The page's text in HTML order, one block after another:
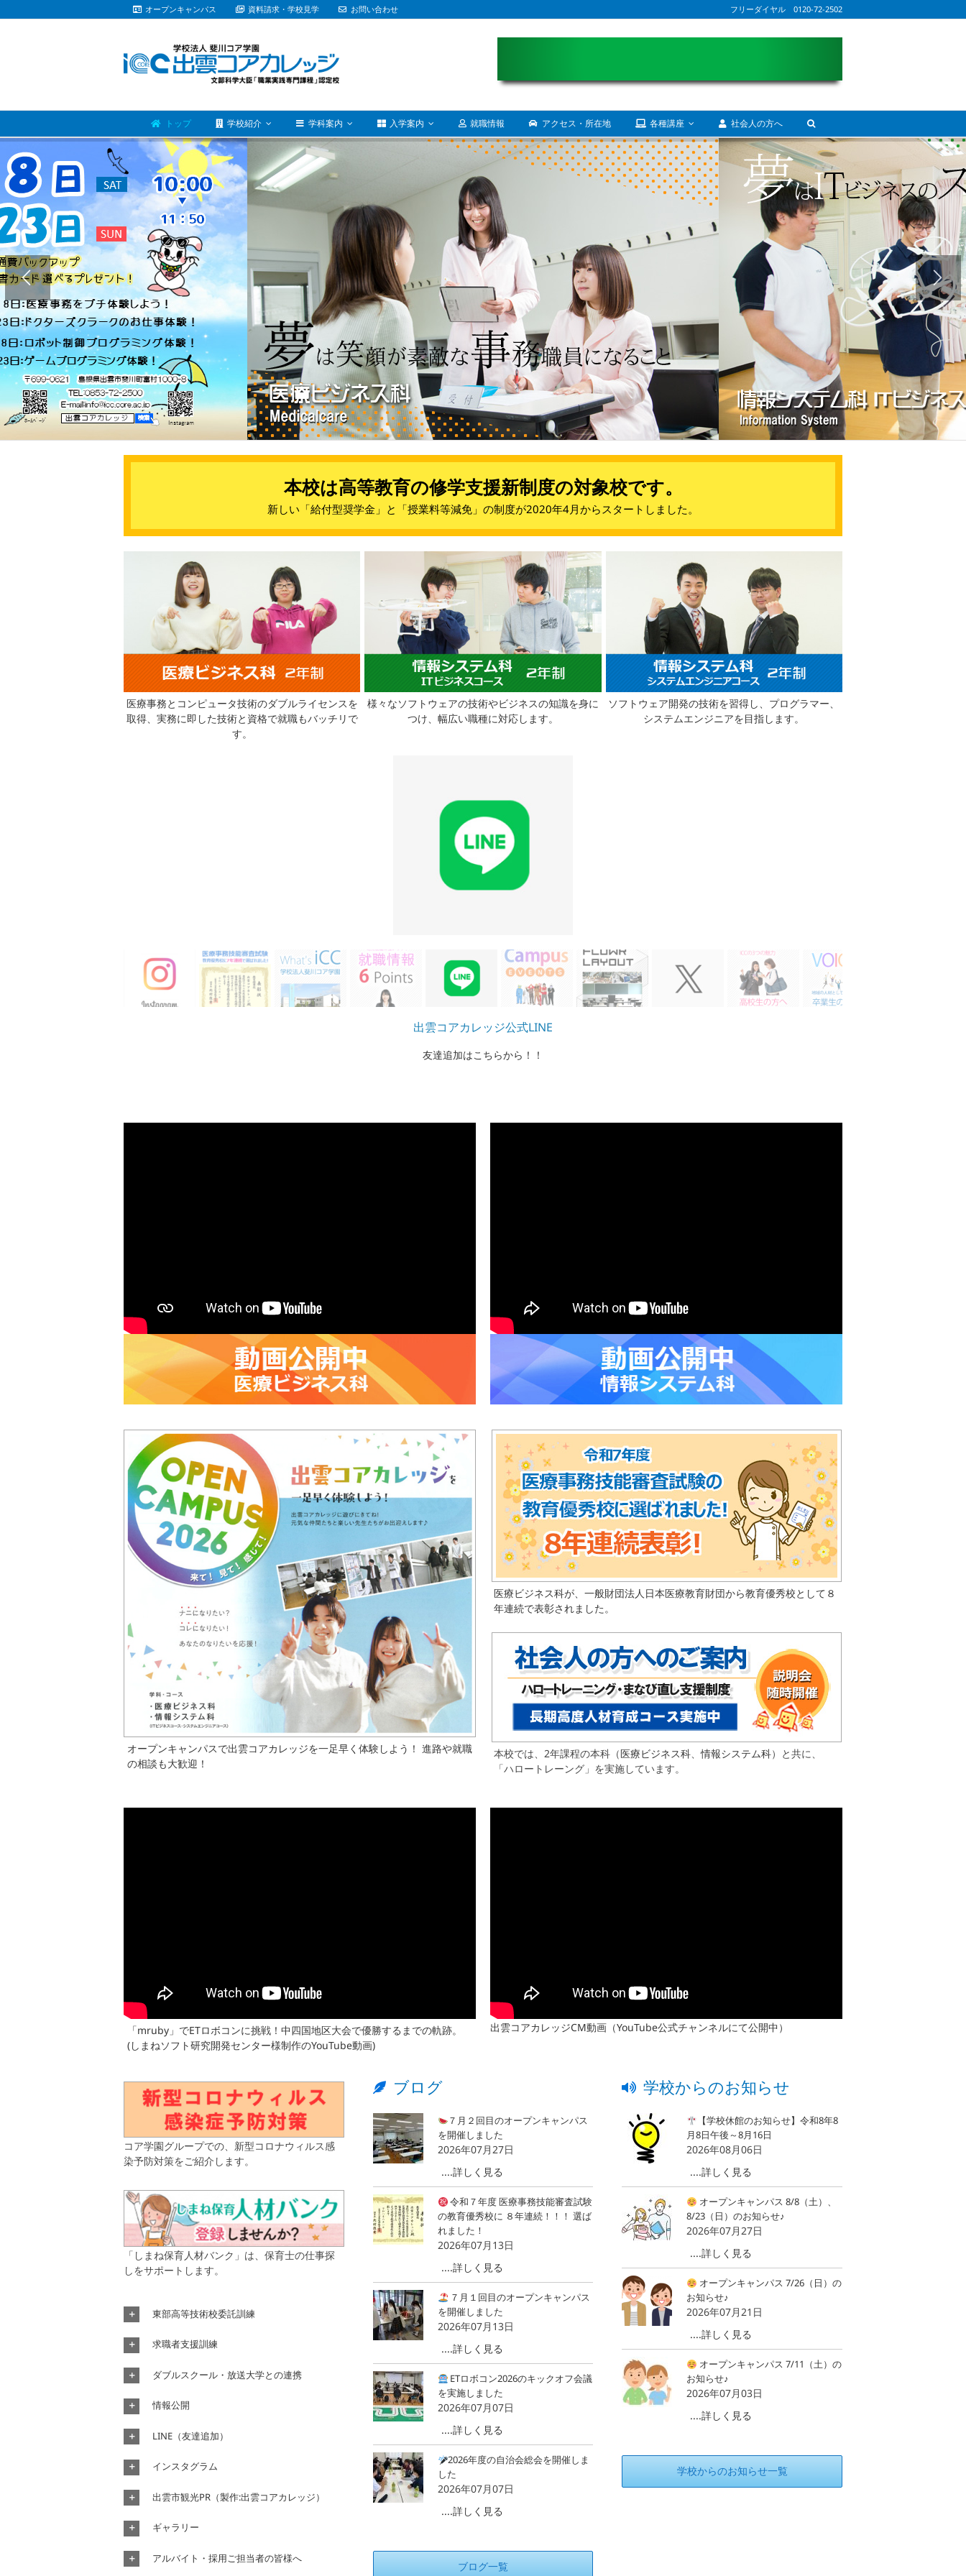
to
オープンキャンパス 資料請求・学校見学 お問い合わせ フリーダイヤル 0120-72-2502
トップ 学校紹介 学科案内 入学案内 就職情報 アクセス・所在地 各種講座 社会人の方へ
本校は高等教育の修学支援新制度の対象校です。
新しい「給付型奨学金」と「授業料等減免」の制度が2020年4月からスタートしました。
医療事務とコンピュータ技術のダブルライセンスを
取得、実務に即した技術と資格で就職もバッチリで
す。
様々なソフトウェアの技術やビジネスの知識を身に
つけ、幅広い職種に対応します。
ソフトウェア開発の技術を習得し、プログラマー、
システムエンジニアを目指します。
学校行事
出雲コアカレッジでは勉学以外にも年間を通して様々なイベントがあります。
オープンキャンパスで出雲コアカレッジを一足早く体験しよう！ 進路や就職
の相談も大歓迎！
医療ビジネス科が、一般財団法人日本医療教育財団から教育優秀校として８
年連続で表彰されました。
本校では、2年課程の本科（医療ビジネス科、情報システム科）と共に、
「ハロートレーング」を実施しています。
「mruby」でETロボコンに挑戦！中四国地区大会で優勝するまでの軌跡。
(しまねソフト研究開発センター様制作のYouTube動画)
出雲コアカレッジCM動画（YouTube公式チャンネルにて公開中）
コア学園グループでの、新型コロナウィルス感
染予防対策をご紹介します。
「しまね保育人材バンク」は、保育士の仕事探
しをサポートします。
東部高等技術校委託訓練
求職者支援訓練
ダブルスクール・放送大学との連携
情報公開
LINE（友達追加）
インスタグラム
出雲市観光PR（製作:出雲コアカレッジ）
ギャラリー
アルバイト・採用ご担当者の皆様へ
ブログ
７月２回目のオープンキャンパス
を開催しました
2026年07月27日
....詳しく見る
令和７年度 医療事務技能審査試験
の教育優秀校に ８年連続！！！ 選ば
れました！
2026年07月13日
....詳しく見る
７月１回目のオープンキャンパス
を開催しました
2026年07月13日
....詳しく見る
ETロボコン2026のキックオフ会議
を実施しました
2026年07月07日
....詳しく見る
2026年度の自治会総会を開催しま
した
2026年07月07日
....詳しく見る
ブログ一覧
学校からのお知らせ
【学校休館のお知らせ】令和8年8
月8日午後～8月16日
2026年08月06日
....詳しく見る
オープンキャンパス 8/8（土）、
8/23（日）のお知らせ♪
2026年07月27日
....詳しく見る
オープンキャンパス 7/26（日）の
お知らせ♪
2026年07月21日
....詳しく見る
オープンキャンパス 7/11（土）の
お知らせ♪
2026年07月03日
....詳しく見る
学校からのお知らせ一覧